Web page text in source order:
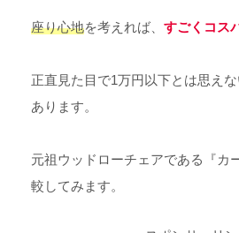
座り心地を考えれば、 すごくコス
正直見た目で1万円以下とは思え
あります。
元祖ウッドローチェアである『カ
較してみます。